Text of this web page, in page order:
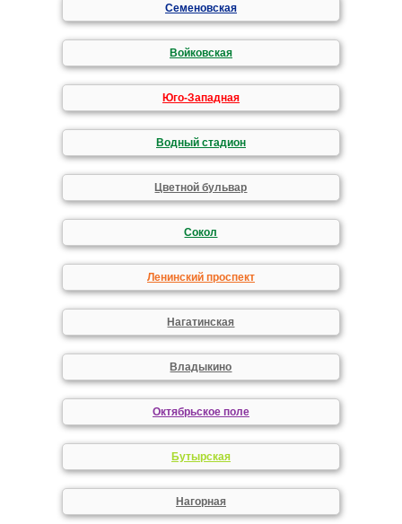
Семеновская
Войковская
Юго-Западная
Водный стадион
Цветной бульвар
Сокол
Ленинский проспект
Нагатинская
Владыкино
Октябрьское поле
Бутырская
Нагорная